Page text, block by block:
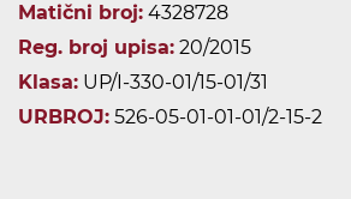
Matični broj: 4328728
Reg. broj upisa: 20/2015
Klasa: UP/I-330-01/15-01/31
URBROJ: 526-05-01-01-01/2-15-2